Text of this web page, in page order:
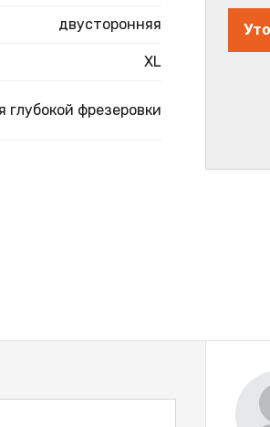
двусторонняя
XL
глубокой фрезеровки